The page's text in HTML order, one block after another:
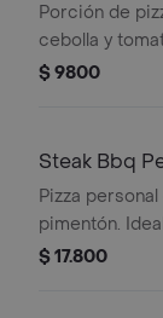
Porción de
cebolla y
$ 9800
Steak Bbq
Pizza
pimentón.
individual.
$ 17.800